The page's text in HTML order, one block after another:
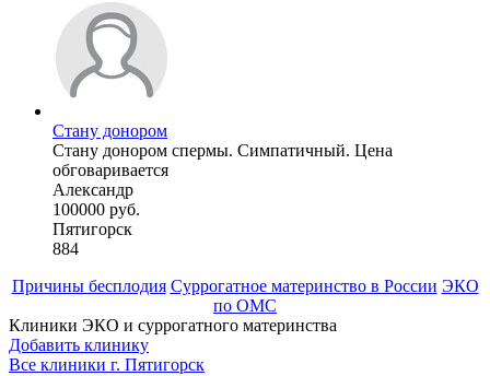
Стану донором
Стану донором спермы. Симпатичный. Цена
обговаривается
Александр
100000 руб.
Пятигорск
884
Причины бесплодия Суррогатное материнство в России ЭКО
по ОМС
Клиники ЭКО и суррогатного материнства
Добавить клинику
Все клиники г. Пятигорск